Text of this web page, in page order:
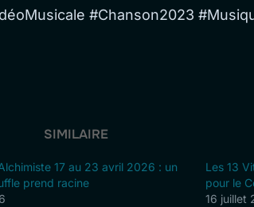
#Chanson2023
SIMILAIRE
17 au 23 avril 2026 : un
prend racine
Les 13
pour le
16 juillet